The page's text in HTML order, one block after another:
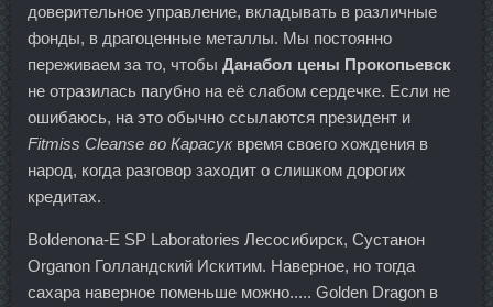
доверительное управление, вкладывать в различные
фонды, в драгоценные металлы. Мы постоянно
переживаем за то, чтобы Данабол цены Прокопьевск
не отразилась пагубно на её слабом сердечке. Если не
ошибаюсь, на это обычно ссылаются президент и
Fitmiss Cleanse во Карасуквремя своего хождения в
народ, когда разговор заходит о слишком дорогих
кредитах.
Boldenona-E SP Laboratories Лесосибирск, Сустанон
Organon Голландский Искитим. Наверное, но тогда
сахара наверное поменьше можно..... Golden Dragon в